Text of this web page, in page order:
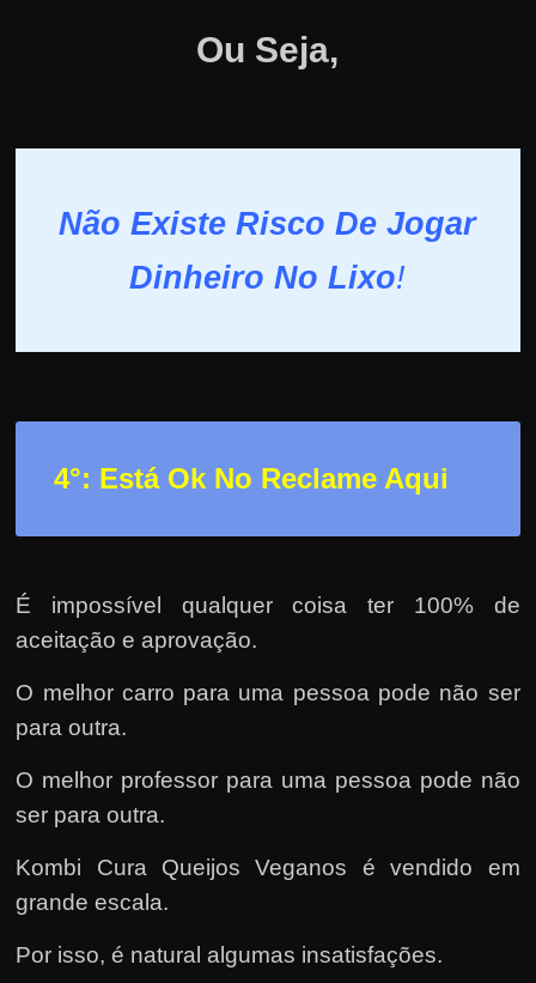
Ou Seja,
Não Existe Risco De Jogar
Dinheiro No Lixo!
4°: Está Ok No Reclame Aqui
É impossível qualquer coisa ter 100% de
aceitação e aprovação.
O melhor carro para uma pessoa pode não ser
para outra.
O melhor professor para uma pessoa pode não
ser para outra.
Kombi Cura Queijos Veganos é vendido em
grande escala.
Por isso, é natural algumas insatisfações.